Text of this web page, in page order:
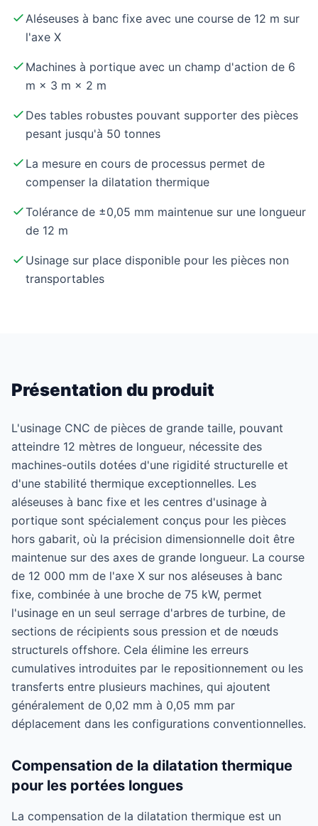
Aléseuses à banc fixe avec une course de 12 m sur
l'axe X
Machines à portique avec un champ d'action de 6
m × 3 m × 2 m
Des tables robustes pouvant supporter des pièces
pesant jusqu'à 50 tonnes
La mesure en cours de processus permet de
compenser la dilatation thermique
Tolérance de ±0,05 mm maintenue sur une longueur
de 12 m
Usinage sur place disponible pour les pièces non
transportables
Présentation du produit
L'usinage CNC de pièces de grande taille, pouvant
atteindre 12 mètres de longueur, nécessite des
machines-outils dotées d'une rigidité structurelle et
d'une stabilité thermique exceptionnelles. Les
aléseuses à banc fixe et les centres d'usinage à
portique sont spécialement conçus pour les pièces
hors gabarit, où la précision dimensionnelle doit être
maintenue sur des axes de grande longueur. La course
de 12 000 mm de l'axe X sur nos aléseuses à banc
fixe, combinée à une broche de 75 kW, permet
l'usinage en un seul serrage d'arbres de turbine, de
sections de récipients sous pression et de nœuds
structurels offshore. Cela élimine les erreurs
cumulatives introduites par le repositionnement ou les
transferts entre plusieurs machines, qui ajoutent
généralement de 0,02 mm à 0,05 mm par
déplacement dans les configurations conventionnelles.
Compensation de la dilatation thermique
pour les portées longues
La compensation de la dilatation thermique est un